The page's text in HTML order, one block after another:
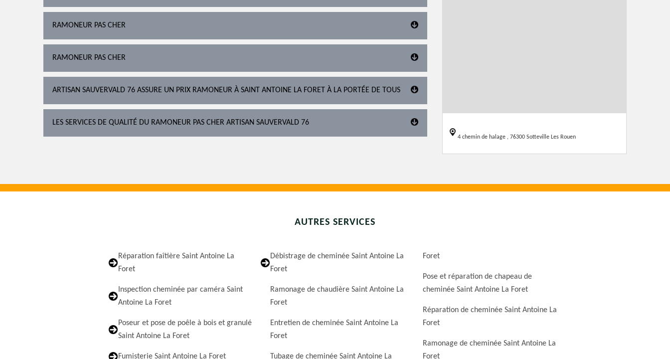
RAMONEUR PAS CHER
RAMONEUR PAS CHER
ARTISAN SAUVERVALD 76 ASSURE UN PRIX RAMONEUR À SAINT ANTOINE LA FORET À LA PORTÉE DE TOUS
LES SERVICES DE QUALITÉ DU RAMONEUR PAS CHER ARTISAN SAUVERVALD 76
4 chemin de halage , 76300 Sotteville Les Rouen
AUTRES SERVICES
Réparation faîtière Saint Antoine La
Foret
Inspection cheminée par caméra Saint
Antoine La Foret
Poseur et pose de poêle à bois et granulé
Saint Antoine La Foret
Fumisterie Saint Antoine La Foret
Débistrage de cheminée Saint Antoine La
Foret
Ramonage de chaudière Saint Antoine La
Foret
Entretien de cheminée Saint Antoine La
Foret
Tubage de cheminée Saint Antoine La
Foret
Pose et réparation de chapeau de
cheminée Saint Antoine La Foret
Réparation de cheminée Saint Antoine La
Foret
Ramonage de cheminée Saint Antoine La
Foret